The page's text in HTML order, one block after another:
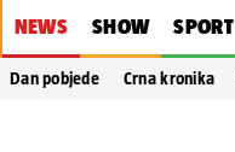
NEWS SHOW SPORT
Dan pobjede Crna kronika